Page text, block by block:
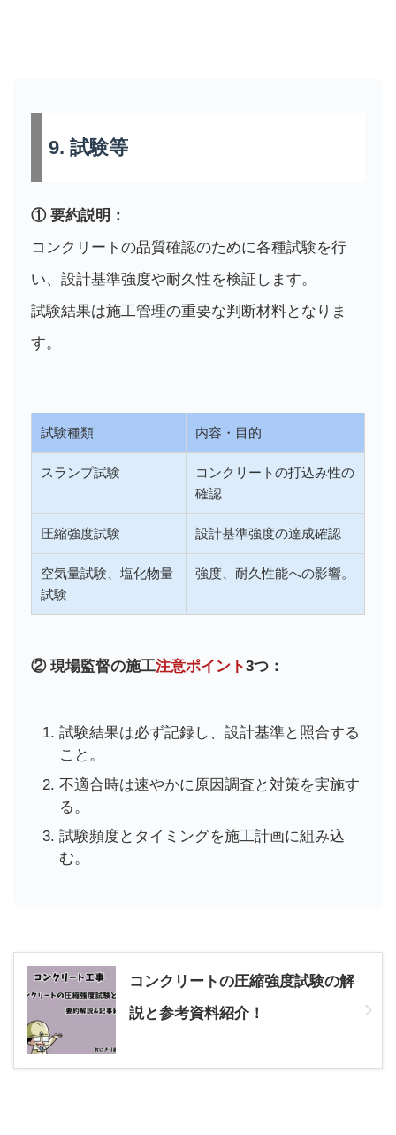
9. 試験等
① 要約説明：
コンクリートの品質確認のために各種試験を行
い、設計基準強度や耐久性を検証します。
試験結果は施工管理の重要な判断材料となりま
す。
試験種類 内容・目的
スランプ試験
コンクリートの打込み性の
確認
圧縮強度試験 設計基準強度の達成確認
空気量試験、塩化物量
試験
強度、耐久性能への影響。
② 現場監督の施工注意ポイント3つ：
試験結果は必ず記録し、設計基準と照合する
こと。
不適合時は速やかに原因調査と対策を実施す
る。
試験頻度とタイミングを施工計画に組み込
む。
コンクリートの圧縮強度試験の解
説と参考資料紹介！